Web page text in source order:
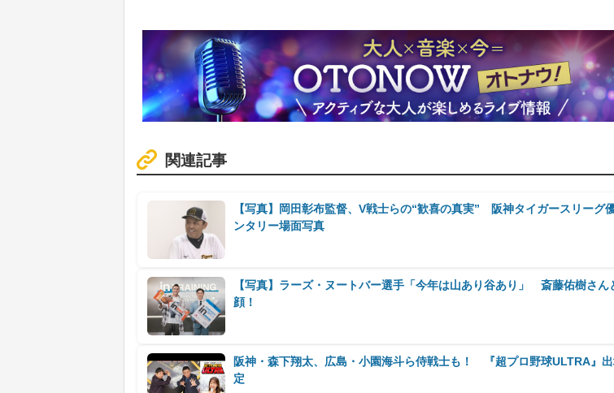
関連記事
【写真】岡田彰布監督、V戦士らの“歓喜の真実” 阪神タイガースリーグ
ンタリー場面写真
【写真】ラーズ・ヌートバー選手「今年は山あり谷あり」 斎藤佑樹さん
顔！
阪神・森下翔太、広島・小園海斗ら侍戦士も！ 『超プロ野球ULTRA』
定